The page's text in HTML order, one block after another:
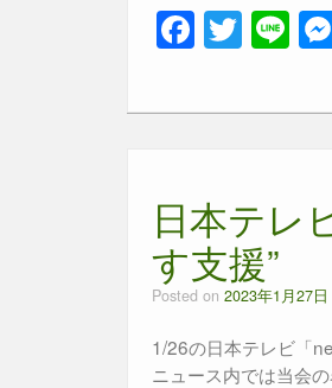
F
a
c
o
o
k
T
wi
tt
Li
n
e
日本テレ
す支援”
Posted on 2023年1月27日
1/26の日本テレビ「
ニュース内では当会